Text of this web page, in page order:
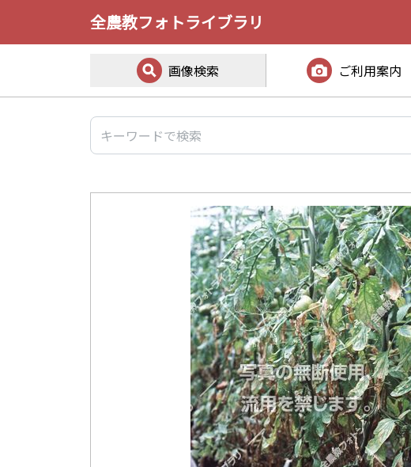
全農教フォトライブラリ
画像検索 ご利用案内